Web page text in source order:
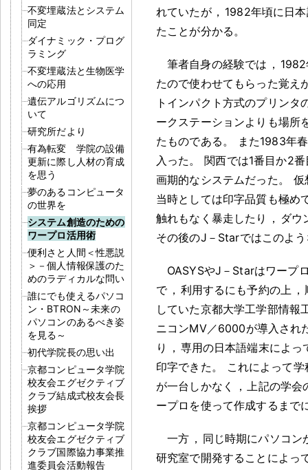
不変埋蔵法とシステム
同定
ダイナミック・プログ
ラミング
不変埋蔵法と生物医学
への応用
遺伝アルゴリズムにつ
いて
研究所だより
有為転変 学院の設備
更新に際し人材の育成
を思う
夢のあるコンピュータ
の世界を
システム創造のための
ワープロ活用術
便利さと人間＜性悪説
＞－個人情報保護のた
めのラディカルな問い
誰にでも使えるパソコ
ン・BTRON～未来の
パソコンのあるべき姿
を見る～
初代学院長の思い出
京都コンピュータ学院
校友会エグゼクティブ
クラブ結成式校友会長
挨拶
京都コンピュータ学院
校友会エグゼクティブ
クラブ国際協力事業推
進委員会活動報告
れていたが ， 1982年頃に日
たことが分かる 。
筆者自身の経験では ，
たので使わせてもらった覚え
トインパクト方式のプリン
ークステーションよりも場所
たものである 。
また1983年
入った 。
関西では1番目か2
画期的なシステムだった 。
仮
当時としては印字品質も極め
触れもなく暴走したり
， ダウ
その後のJ－Starではこのよ
OASYSやJ－Starはワープ
で ， 利用するにも予約の上 ，
していた京都大学工学部情報
ニコンMV／6000が導入され
り
， 専用の日本語端末によっ
印字できた 。
これによって
が一台しかなく
，
上記の学
ープロを使って作成するまで
一方 ， 同じ時期にパソコン
研究室で開発することによっ